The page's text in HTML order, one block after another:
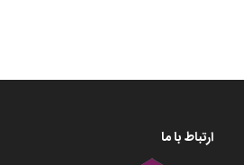
ارتباط با ما